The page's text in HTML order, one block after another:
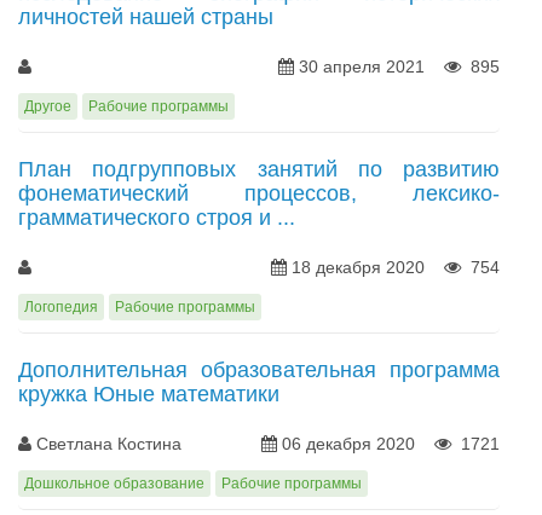
личностей нашей страны
30 апреля 2021 895
Другое Рабочие программы
План подгрупповых занятий по развитию
фонематический процессов, лексико-
грамматического строя и ...
18 декабря 2020 754
Логопедия Рабочие программы
Дополнительная образовательная программа
кружка Юные математики
Светлана Костина 06 декабря 2020 1721
Дошкольное образование Рабочие программы